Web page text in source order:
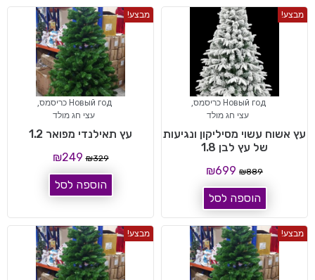
מבצע!
Новый год כריסמס
,
עצי חג מולד
עץ אשוח עשוי מסיליקון ונגיעות
של עץ לבן 1.8
₪889
₪699
הוספה לסל
מבצע!
Новый год כריסמס
,
עצי חג מולד
עץ תאילנדי מפואר 1.2
₪329
₪249
הוספה לסל
מבצע! מבצע!